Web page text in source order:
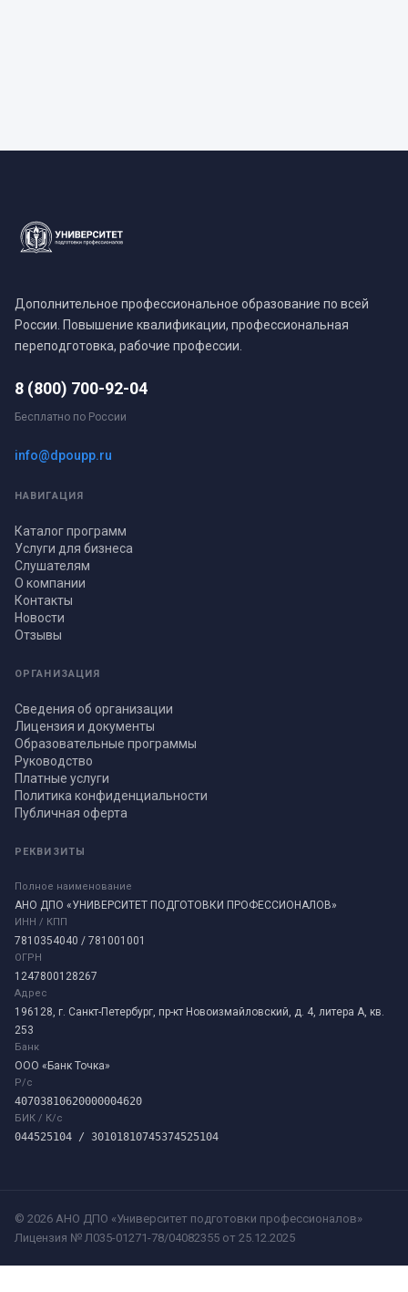
Дополнительное профессиональное образование по всей
России. Повышение квалификации, профессиональная
переподготовка, рабочие профессии.
8 (800) 700-92-04
Бесплатно по России
info@dpoupp.ru
НАВИГАЦИЯ
Каталог программ
Услуги для бизнеса
Слушателям
О компании
Контакты
Новости
Отзывы
ОРГАНИЗАЦИЯ
Сведения об организации
Лицензия и документы
Образовательные программы
Руководство
Платные услуги
Политика конфиденциальности
Публичная оферта
РЕКВИЗИТЫ
Полное наименование
АНО ДПО «УНИВЕРСИТЕТ ПОДГОТОВКИ ПРОФЕССИОНАЛОВ»
ИНН / КПП
7810354040 / 781001001
ОГРН
1247800128267
Адрес
196128, г. Санкт-Петербург, пр-кт Новоизмайловский, д. 4, литера А, кв.
253
Банк
ООО «Банк Точка»
Р/с
40703810620000004620
БИК / К/с
044525104 / 30101810745374525104
© 2026 АНО ДПО «Университет подготовки профессионалов»
Лицензия № Л035-01271-78/04082355 от 25.12.2025